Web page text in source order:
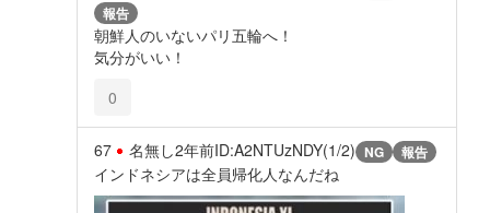
報告
朝鮮人のいないパリ五輪へ！
気分がいい！
0
67 名無し2年前ID:A2NTUzNDY(1/2) NG 報告
インドネシアは全員帰化人なんだね